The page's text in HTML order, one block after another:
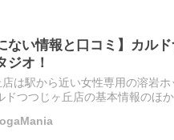
ない情報と口コミ】カル
ジオ！
は駅から近い女性専用の溶岩
ドつつじヶ丘店の基本情報のほ